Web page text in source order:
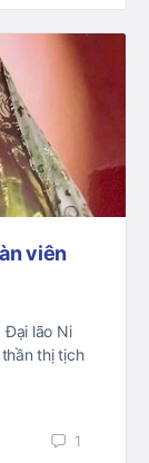
viên
Đại lão Ni
thị tịch
1